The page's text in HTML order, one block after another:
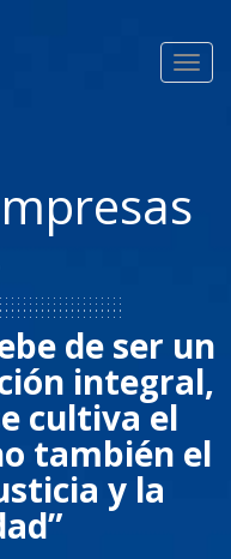
de ser un
integral,
cultiva el
también el
y la